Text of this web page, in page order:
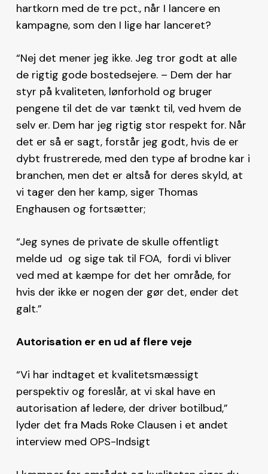
hartkorn med de tre pct., når I lancere en
kampagne, som den I lige har lanceret?
“Nej det mener jeg ikke. Jeg tror godt at alle
de rigtig gode bostedsejere. – Dem der har
styr på kvaliteten, lønforhold og bruger
pengene til det de var tænkt til, ved hvem de
selv er. Dem har jeg rigtig stor respekt for. Når
det er så er sagt, forstår jeg godt, hvis de er
dybt frustrerede, med den type af brodne kar i
branchen, men det er altså for deres skyld, at
vi tager den her kamp, siger Thomas
Enghausen og fortsætter;
“Jeg synes de private de skulle offentligt
melde ud og sige tak til FOA, fordi vi bliver
ved med at kæmpe for det her område, for
hvis der ikke er nogen der gør det, ender det
galt.”
Autorisation er en ud af flere veje
“Vi har indtaget et kvalitetsmæssigt
perspektiv og foreslår, at vi skal have en
autorisation af ledere, der driver botilbud,”
lyder det fra Mads Roke Clausen i et andet
interview med OPS-Indsigt